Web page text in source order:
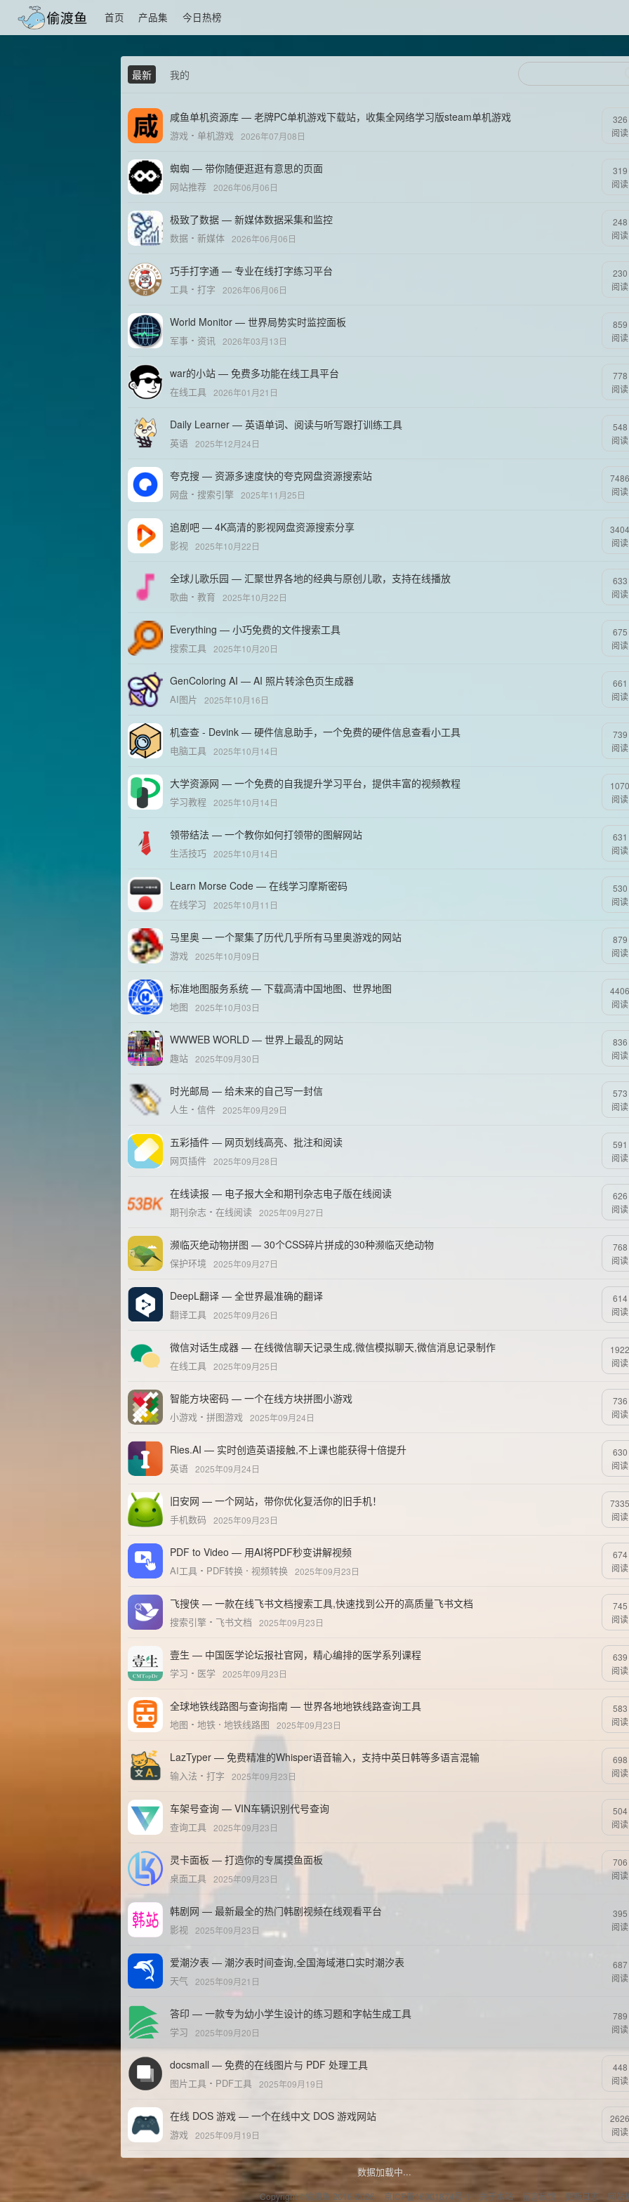
首页 产品集 今日热榜
最新 我的
咸鱼单机资源库 — 老牌PC单机游戏下载站，收集全网络学习版steam单机游戏
游戏 单机游戏 2026年07月08日
326
阅读
蜘蜘 — 带你随便逛逛有意思的页面
网站推荐 2026年06月06日
319
阅读
极致了数据 — 新媒体数据采集和监控
数据 新媒体 2026年06月06日
248
阅读
巧手打字通 — 专业在线打字练习平台
工具 打字 2026年06月06日
230
阅读
World Monitor — 世界局势实时监控面板
军事 资讯 2026年03月13日
859
阅读
war的小站 — 免费多功能在线工具平台
在线工具 2026年01月21日
778
阅读
Daily Learner — 英语单词、阅读与听写跟打训练工具
英语 2025年12月24日
548
阅读
夸克搜 — 资源多速度快的夸克网盘资源搜索站
网盘 搜索引擎 2025年11月25日
7486
阅读
追剧吧 — 4K高清的影视网盘资源搜索分享
影视 2025年10月22日
3404
阅读
全球儿歌乐园 — 汇聚世界各地的经典与原创儿歌，支持在线播放
歌曲 教育 2025年10月22日
633
阅读
Everything — 小巧免费的文件搜索工具
搜索工具 2025年10月20日
675
阅读
GenColoring AI — AI 照片转涂色页生成器
AI图片 2025年10月16日
661
阅读
机查查 - Devink — 硬件信息助手，一个免费的硬件信息查看小工具
电脑工具 2025年10月14日
739
阅读
大学资源网 — 一个免费的自我提升学习平台，提供丰富的视频教程
学习教程 2025年10月14日
1070
阅读
领带结法 — 一个教你如何打领带的图解网站
生活技巧 2025年10月14日
631
阅读
Learn Morse Code — 在线学习摩斯密码
在线学习 2025年10月11日
530
阅读
马里奥 — 一个聚集了历代几乎所有马里奥游戏的网站
游戏 2025年10月09日
879
阅读
标准地图服务系统 — 下载高清中国地图、世界地图
地图 2025年10月03日
4406
阅读
WWWEB WORLD — 世界上最乱的网站
趣站 2025年09月30日
836
阅读
时光邮局 — 给未来的自己写一封信
人生 信件 2025年09月29日
573
阅读
五彩插件 — 网页划线高亮、批注和阅读
网页插件 2025年09月28日
591
阅读
在线读报 — 电子报大全和期刊杂志电子版在线阅读
期刊杂志 在线阅读 2025年09月27日
626
阅读
濒临灭绝动物拼图 — 30个CSS碎片拼成的30种濒临灭绝动物
保护环境 2025年09月27日
768
阅读
DeepL翻译 — 全世界最准确的翻译
翻译工具 2025年09月26日
614
阅读
微信对话生成器 — 在线微信聊天记录生成,微信模拟聊天,微信消息记录制作
在线工具 2025年09月25日
1922
阅读
智能方块密码 — 一个在线方块拼图小游戏
小游戏 拼图游戏 2025年09月24日
736
阅读
Ries.AI — 实时创造英语接触,不上课也能获得十倍提升
英语 2025年09月24日
630
阅读
旧安网 — 一个网站，带你优化复活你的旧手机！
手机数码 2025年09月23日
7335
阅读
PDF to Video — 用AI将PDF秒变讲解视频
AI工具 PDF转换 视频转换 2025年09月23日
674
阅读
飞搜侠 — 一款在线飞书文档搜索工具,快速找到公开的高质量飞书文档
搜索引擎 飞书文档 2025年09月23日
745
阅读
壹生 — 中国医学论坛报社官网，精心编排的医学系列课程
学习 医学 2025年09月23日
639
阅读
全球地铁线路图与查询指南 — 世界各地地铁线路查询工具
地图 地铁 地铁线路图 2025年09月23日
583
阅读
LazTyper — 免费精准的Whisper语音输入，支持中英日韩等多语言混输
输入法 打字 2025年09月23日
698
阅读
车架号查询 — VIN车辆识别代号查询
查询工具 2025年09月23日
504
阅读
灵卡面板 — 打造你的专属摸鱼面板
桌面工具 2025年09月23日
706
阅读
韩剧网 — 最新最全的热门韩剧视频在线观看平台
影视 2025年09月23日
395
阅读
爱潮汐表 — 潮汐表时间查询,全国海域港口实时潮汐表
天气 2025年09月21日
687
阅读
答印 — 一款专为幼小学生设计的练习题和字帖生成工具
学习 2025年09月20日
789
阅读
docsmall — 免费的在线图片与 PDF 处理工具
图片工具 PDF工具 2025年09月19日
448
阅读
在线 DOS 游戏 — 一个在线中文 DOS 游戏网站
游戏 2025年09月19日
2626
阅读
数据加载中...
Copyright ©偷渡鱼 2016-2026 京ICP备16001874号-1 关于本站 留言反馈 更新日志 网站